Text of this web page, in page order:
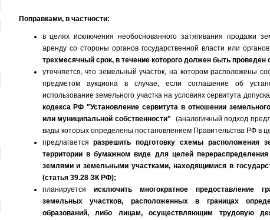
Поправками, в частности:
в целях исключения необоснованного затягивания продажи
аренду со стороны органов государственной власти или
трехмесячный срок, в течение которого должен быть проведен
уточняется, что земельный участок, на котором расположены
предметом аукциона в случае, если соглашение об
использование земельного участка на условиях сервитута
кодекса РФ "Установление сервитута в отношении
или муниципальной собственности" (аналогичный подход
виды которых определены постановлением Правительства РФ в
предлагаетсяразрешить подготовку схемы расположения
территории в бумажном виде для целей
землями и земельными участками, находящимися в
(статья 39.28 ЗК РФ);
планируется исключить многократное предоставление
земельных участков, расположенных в границах
образований, либо лицам, осуществляющим трудовую